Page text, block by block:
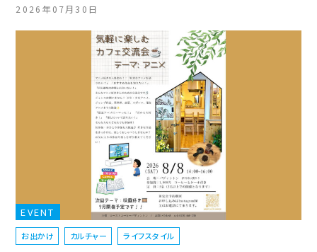
2026年07月30日
EVENT
お出かけ カルチャー ライフスタイル